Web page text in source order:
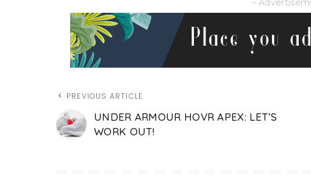
–
PREVIOUS ARTICLE
UNDER ARMOUR HOVR APEX: LET’S
WORK OUT!